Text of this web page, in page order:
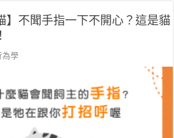
】不聞手指一下不開心？這是貓
為學